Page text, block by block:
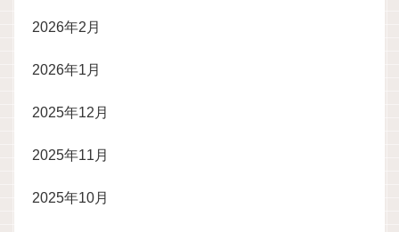
2026年2月
2026年1月
2025年12月
2025年11月
2025年10月